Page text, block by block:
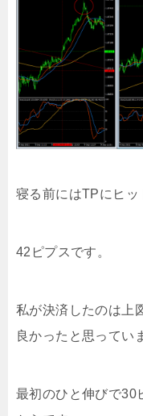
寝る前にはTPにヒッ
42ピプスです。
私が決済したのは上
良かったと思ってい
最初のひと伸びで30